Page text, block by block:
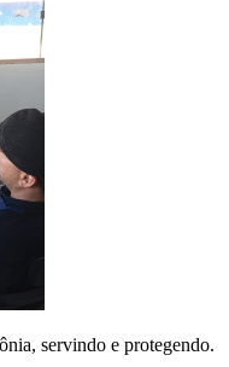
servindo e protegendo.